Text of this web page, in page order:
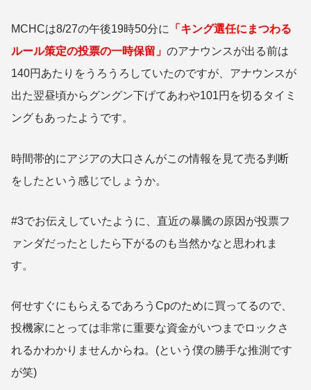
MCHCは8/27の午後19時50分に
「キング選任にまつわる
ルール策定の投票の一時保留」のアナウンスが出る前は
140円あたりをうろうろしていたのですが、アナウンスが
出た翌昼頃からグングン下げてあわや101円を切るタイミ
ングもあったようです。
時間帯的にアジアの大口さんがこの情報を見て売る判断
をしたという感じでしょうか。
#3でお伝えしていたように、直近の暴騰の原因が投票フ
ァンダだったとしたら下がるのも当然かなと思われま
す。
何せすぐにもらえるであろうCpのために買ってるので、
投機家にとっては非常に重要な資金がいつまでロックさ
れるかわかりませんからね。(という僕の勝手な推測です
が笑)